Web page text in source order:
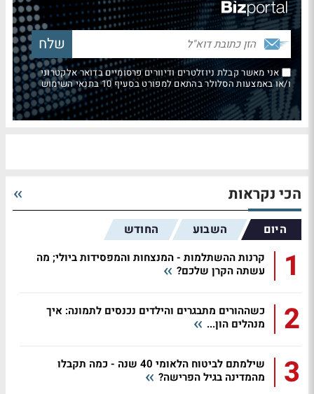
אני מאשר קבלת ניוזלטרים ודיוורים פרסומיים בדואר אלקטרוני
ו/או באמצעות הסלולר בהתאם למפורט בסעיף 10 בתנאי השימוש
הכי נקראות
היום השבוע החודש
1
קרנות ההשתלמות - המנצחות והמפסידות ביולי; מה
עשתה הקרן שלכם?
2
כשההורים מתבגרים והילדים נכנסים לתמונה: איך
מנהלים הון...
3
שילמתם לביטוח הלאומי 40 שנה - כמה תקבלו
מהמדינה בגיל הפרישה?